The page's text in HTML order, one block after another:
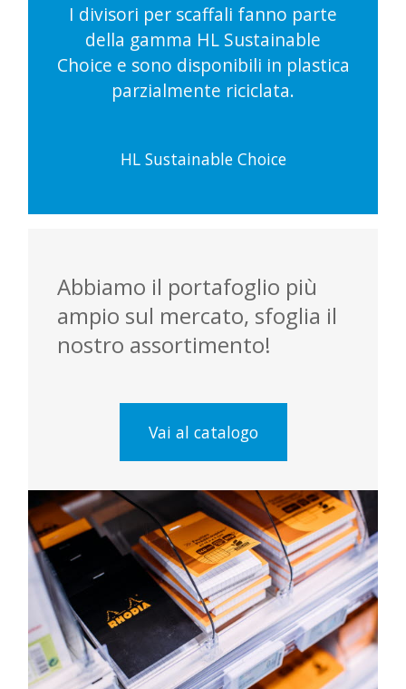
I divisori per scaffali fanno parte
della gamma HL Sustainable
Choice e sono disponibili in plastica
parzialmente riciclata.
HL Sustainable Choice
Abbiamo il portafoglio più
ampio sul mercato, sfoglia il
nostro assortimento!
Vai al catalogo